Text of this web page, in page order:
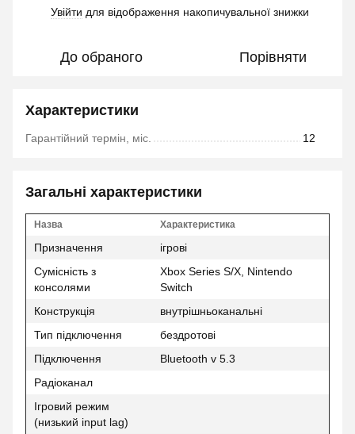
Увійти для відображення накопичувальної знижки
До обраного Порівняти
Характеристики
Гарантійний термін, міс. 12
Загальні характеристики
Назва Характеристика
Призначення
ігрові
Сумісність з
консолями
Xbox Series S/X, Nintendo
Switch
Конструкція
внутрішньоканальні
Тип підключення
бездротові
Підключення
Bluetooth v 5.3
Радіоканал
Ігровий режим
(низький input lag)